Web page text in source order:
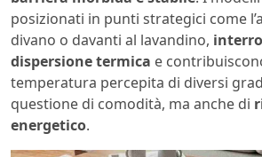
posizionati in punti strategici come
divano o davanti al lavandino,
dispersione termica e
temperatura percepita di diversi
questione di comodità, ma anche di
energetico.